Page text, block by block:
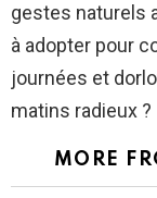
gestes naturels
à adopter pour
journées et
matins radieux ?
MORE